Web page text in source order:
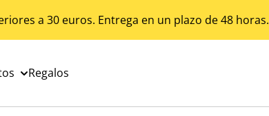
a 30 euros. Entrega en un plazo de 48 horas.
Regalos